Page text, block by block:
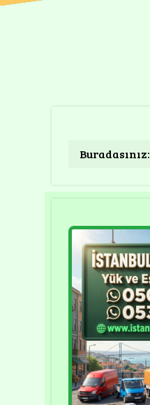
Buradasınız: